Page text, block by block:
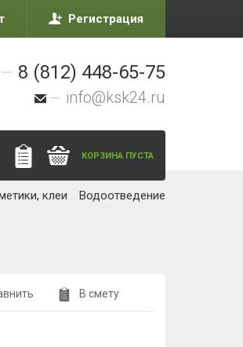
Регистрация
8 (812) 448-65-75
info@ksk24.ru
КОРЗИНА ПУСТА
клеи Водоотведение
В смету